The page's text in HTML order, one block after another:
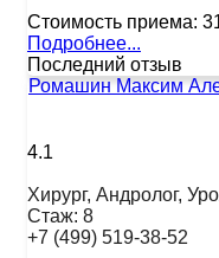
Стоимость приема:
Подробнее...
Последний отзыв
Ромашин Максим
4.1
Хирург, Андролог,
Стаж: 8
+7 (499) 519-38-52